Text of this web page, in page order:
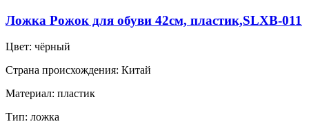
Ложка Рожок для обуви 42см, пластик,SLXB-011
Цвет: чёрный
Страна происхождения: Китай
Материал: пластик
Тип: ложка